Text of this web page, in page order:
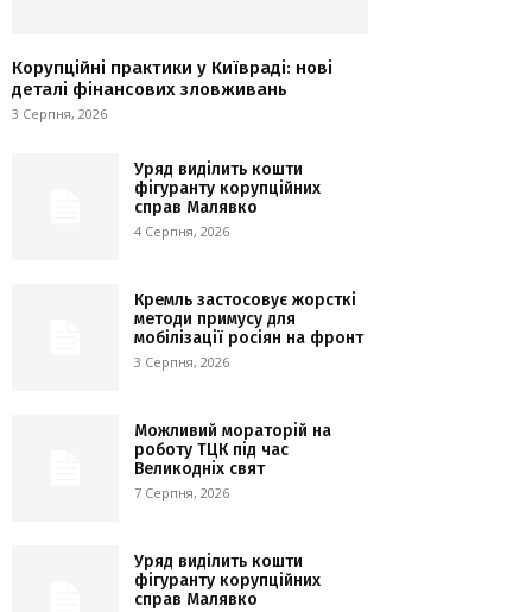
Корупційні практики у Київраді: нові
деталі фінансових зловживань
3 Серпня, 2026
Уряд виділить кошти
фігуранту корупційних
справ Малявко
4 Серпня, 2026
Кремль застосовує жорсткі
методи примусу для
мобілізації росіян на фронт
3 Серпня, 2026
Можливий мораторій на
роботу ТЦК під час
Великодніх свят
7 Серпня, 2026
Уряд виділить кошти
фігуранту корупційних
справ Малявко